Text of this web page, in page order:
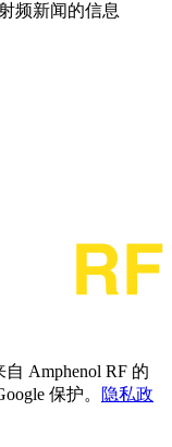
频新闻的信息
Amphenol RF 的
保护。
隐私政